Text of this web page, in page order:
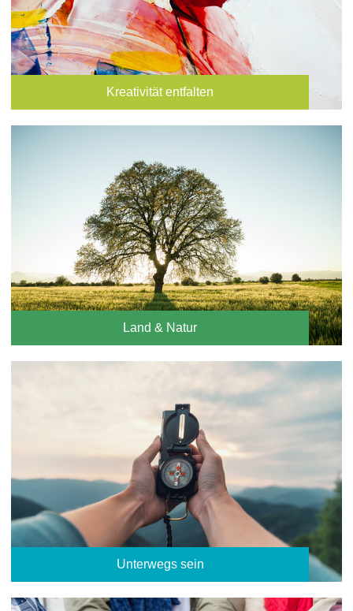
Kreativität entfalten
Land & Natur
Unterwegs sein